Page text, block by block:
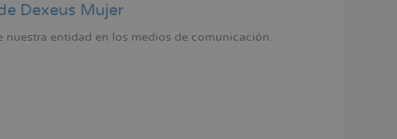
Dexeus Mujer
nuestra entidad en los medios de comunicación.